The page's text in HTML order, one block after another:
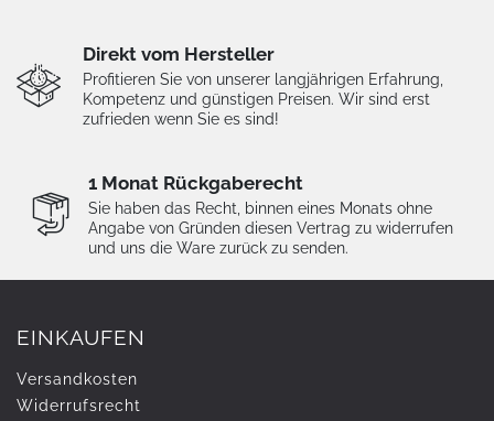
Direkt vom Hersteller
Profitieren Sie von unserer langjährigen Erfahrung,
Kompetenz und günstigen Preisen. Wir sind erst
zufrieden wenn Sie es sind!
1 Monat Rückgaberecht
Sie haben das Recht, binnen eines Monats ohne
Angabe von Gründen diesen Vertrag zu widerrufen
und uns die Ware zurück zu senden.
EINKAUFEN
Versandkosten
Widerrufs­recht